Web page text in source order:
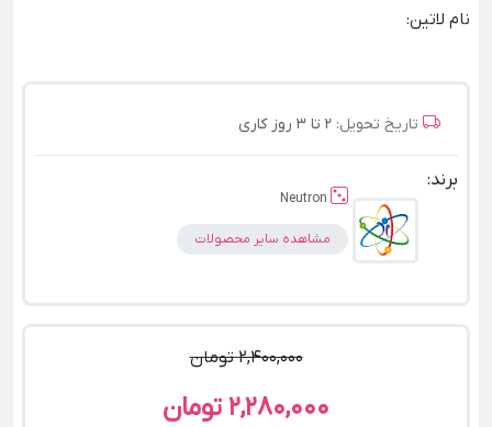
نام لاتین:
تاریخ تحویل: 2 تا 3 روز کاری
برند:
Neutron
مشاهده سایر محصولات
2,400,000 تومان
2,280,000 تومان